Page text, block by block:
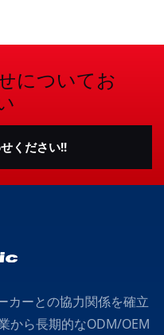
についてお
ください!!
カーとの協力関係を確立
から長期的なODM/OEM